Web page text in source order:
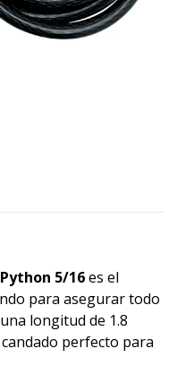
5/16es el
para asegurar todo
longitud de 1.8
perfecto para